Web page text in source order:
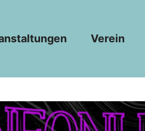
Verein